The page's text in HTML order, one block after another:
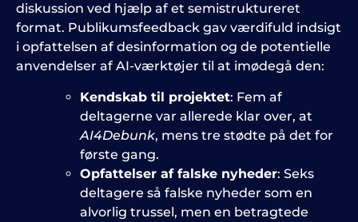
diskussion ved hjælp af et semistruktureret
format. Publikumsfeedback gav værdifuld indsigt
i opfattelsen af desinformation og de potentielle
anvendelser af AI-værktøjer til at imødegå den:
Kendskab til projektet: Fem af
deltagerne var allerede klar over, at
AI4Debunk, mens tre stødte på det for
første gang.
Opfattelser af falske nyheder: Seks
deltagere så falske nyheder som en
alvorlig trussel, men en betragtede